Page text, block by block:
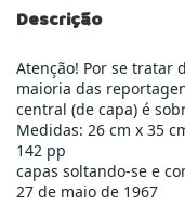
Descrição
Atenção! Por se tratar
maioria das
central (de capa) é
Medidas: 26 cm x 35
142 pp
capas soltando-se e
27 de maio de 1967